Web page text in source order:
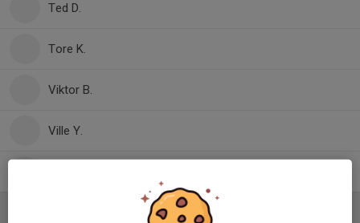
Ted D.
Tore K.
Viktor B.
Ville Y.